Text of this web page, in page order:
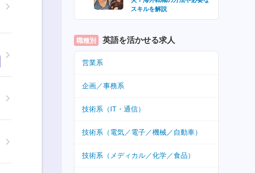
スキルを解説
職種別 英語を活かせる求人
営業系
企画／事務系
技術系（IT・通信）
技術系（電気／電子／機械／自動車）
技術系（メディカル／化学／食品）